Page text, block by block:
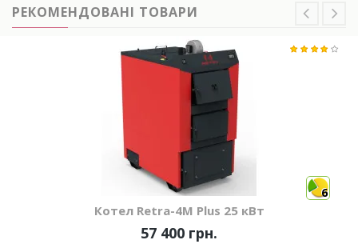
РЕКОМЕНДОВАНІ ТОВАРИ
6
Котел Retra-4М Plus 25 кВт
57 400 грн.